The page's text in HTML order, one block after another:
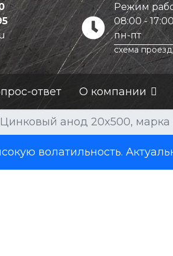
Режим
08:00 - 17:00
пн-пт
схема
ответ О компании
Цинковый анод 20x500,
волатильность.